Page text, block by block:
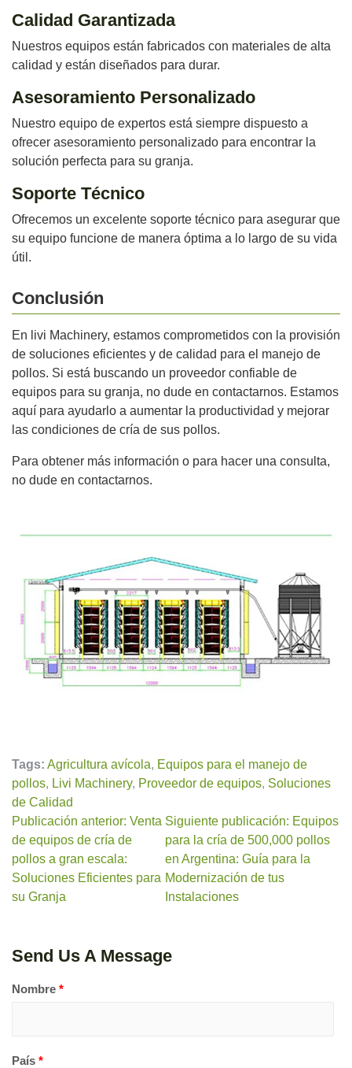
Calidad Garantizada
Nuestros equipos están fabricados con materiales de alta
calidad y están diseñados para durar.
Asesoramiento Personalizado
Nuestro equipo de expertos está siempre dispuesto a
ofrecer asesoramiento personalizado para encontrar la
solución perfecta para su granja.
Soporte Técnico
Ofrecemos un excelente soporte técnico para asegurar que
su equipo funcione de manera óptima a lo largo de su vida
útil.
Conclusión
En livi Machinery, estamos comprometidos con la provisión
de soluciones eficientes y de calidad para el manejo de
pollos. Si está buscando un proveedor confiable de
equipos para su granja, no dude en contactarnos. Estamos
aquí para ayudarlo a aumentar la productividad y mejorar
las condiciones de cría de sus pollos.
Para obtener más información o para hacer una consulta,
no dude en contactarnos.
Tags: Agricultura avícola, Equipos para el manejo de
pollos, Livi Machinery, Proveedor de equipos, Soluciones
de Calidad
Publicación anterior: Venta
de equipos de cría de
pollos a gran escala:
Soluciones Eficientes para
su Granja
Siguiente publicación: Equipos
para la cría de 500,000 pollos
en Argentina: Guía para la
Modernización de tus
Instalaciones
Send Us A Message
Nombre *
País *